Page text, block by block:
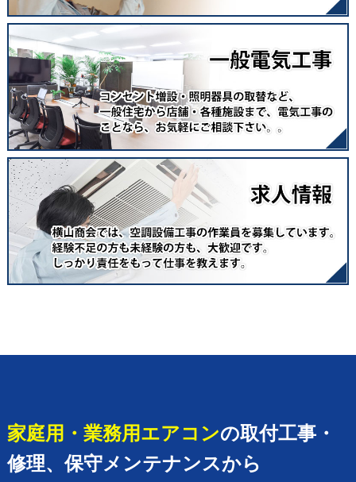
家庭用・業務用エアコンの取付工事・
修理、保守メンテナンスから